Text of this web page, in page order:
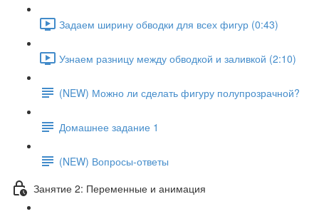
Задаем ширину обводки для всех фигур (0:43)
Узнаем разницу между обводкой и заливкой (2:10)
(NEW) Можно ли сделать фигуру полупрозрачной?
Домашнее задание 1
(NEW) Вопросы-ответы
Занятие 2: Переменные и анимация